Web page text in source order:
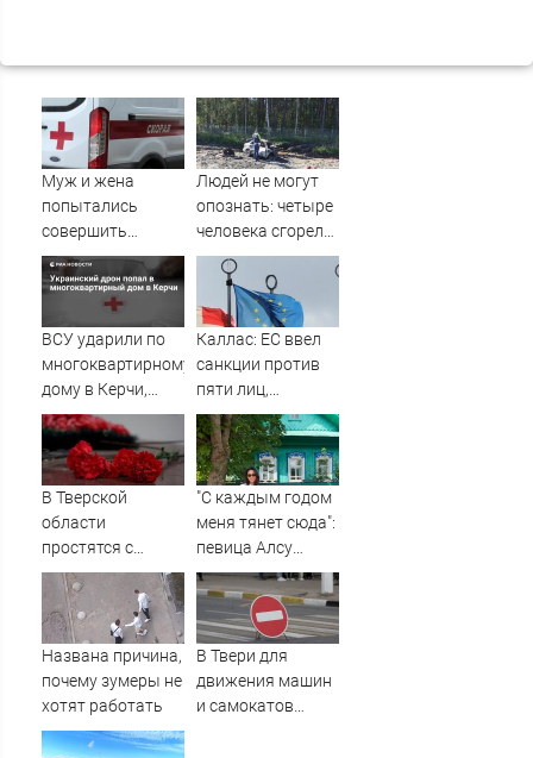
Муж и жена
попытались
совершить
суицид,
предупредив
оперативные
службы
Людей не могут
опознать: четыре
человека сгорели
заживо в
страшном ДТП на
трассе
07/08/2026 –
ВСУ ударили по
многоквартирному
дому в Керчи,
есть погибшие
Каллас: ЕС ввел
санкции против
пяти лиц,
связанных с ОПК
России
В Тверской
области
простятся с
рядовым,
погибшим на СВО
почти год назад
"С каждым годом
меня тянет сюда":
певица Алсу
приехала в
татарскую
деревню, где
прошло ее
Названа причина,
почему зумеры не
хотят работать
В Твери для
движения машин
и самокатов